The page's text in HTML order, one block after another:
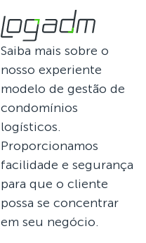
Saiba mais sobre o
nosso experiente
modelo de gestão de
condomínios
logísticos.
Proporcionamos
facilidade e segurança
para que o cliente
possa se concentrar
em seu negócio.